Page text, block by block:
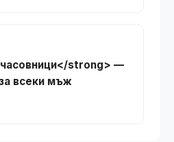
strong> —
всеки мъж